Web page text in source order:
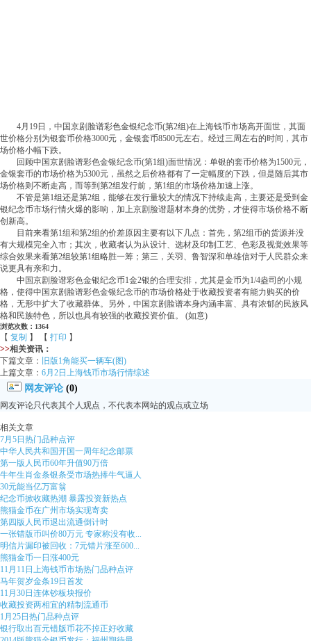
4月19日，中国京剧脸谱彩色金银纪念币(第2组)在上海钱币市场高开面世，其面
世价格分别为银套币价格3000元，金银套币8500元左右。经过三周左右的时间，其市
场价格小幅下跌。
回顾中国京剧脸谱彩色金银纪念币(第1组)面世情况：单银的套币价格为1500元，
金银套币的市场价格为5300元，虽然之后价格都有了一定幅度的下跌，但是随后其市
场价格则不断走高，而等到第2组发行前，第1组的市场价格加速上涨。
不管是第1组还是第2组，能够在发行量较大的情况下持续走高，主要还是受到金
银纪念币市场行情火爆的影响，加上京剧脸谱题材本身的优势，才使得市场价格不断
创新高。
目前来看第1组和第2组的价差原因主要有以下几点：首先，第2组币的货源并没
有大规模完全入市；其次，收藏者认为从设计、选材及印制工艺、色彩及视觉效果等
综合效果来看第2组较第1组略胜一筹；第三，关羽、鲁智深和单雄信对于人民群众来
说更具有亲和力。
中国京剧脸谱彩色金银纪念币1金2银的合理安排，尤其是金币为1/4盎司的小规
格，使得中国京剧脸谱彩色金银纪念币的市场价格处于收藏投资者有能力购买的价
格，无形中扩大了收藏群体。另外，中国京剧脸谱本身内涵丰富、具有浓郁的民族风
格和民族特色，所以也具有较强的收藏投资价值。 (如意)
浏览次数：1364
【 复制 】 【 打印 】
>>相关资讯：
下篇文章：
旧版1角能买一辆车(图)
上篇文章： 6月2日上海钱币市场行情综述
网友评论 (0)
网友评论只代表其个人观点，不代表本网站的观点或立场
相关文章
7月5日热门品种点评
中华人民共和国开国一周年纪念邮票
第一版人民币60年升值90万倍
牛年生肖金条银条受市场热捧牛气逼人
30元能当亿万富翁
纪念币掀收藏热潮 暴露投资新热点
熊猫金币在广州市场实现寄卖
第四版人民币退出流通倒计时
一张错版币叫价80万元 专家称没有收...
明信片漏印被回收：7元错片涨至600...
熊猫金币一日涨400元
11月11日上海钱币市场热门品种点评
马年贺岁金条19日首发
11月30日连体钞板块报价
收藏投资两相宜的精制流通币
1月25日热门品种点评
银行取出百元错版币花不掉正好收藏